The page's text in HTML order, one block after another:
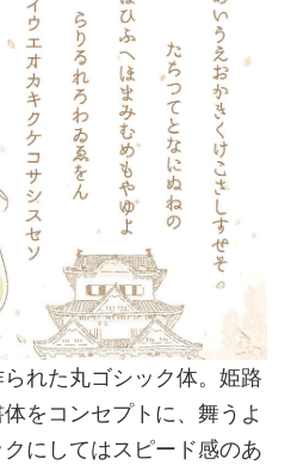
れた丸ゴシック体。姫路
をコンセプトに、舞うよ
にしてはスピード感のあ